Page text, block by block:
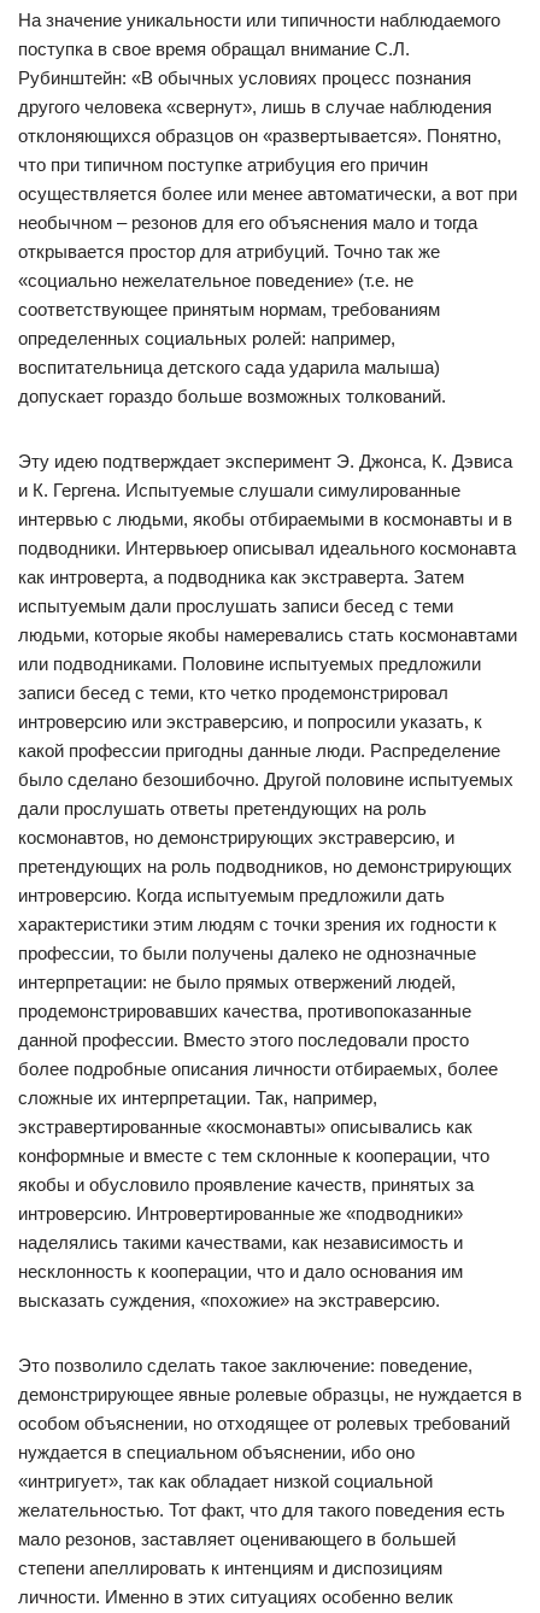
На значение уникальности или типичности наблюдаемого
поступка в свое время обращал внимание С.Л.
Рубинштейн: «В обычных условиях процесс познания
другого человека «свернут», лишь в случае наблюдения
отклоняющихся образцов он «развертывается». Понятно,
что при типичном поступке атрибуция его причин
осуществляется более или менее автоматически, а вот при
необычном – резонов для его объяснения мало и тогда
открывается простор для атрибуций. Точно так же
«социально нежелательное поведение» (т.е. не
соответствующее принятым нормам, требованиям
определенных социальных ролей: например,
воспитательница детского сада ударила малыша)
допускает гораздо больше возможных толкований.
Эту идею подтверждает эксперимент Э. Джонса, К. Дэвиса
и К. Гергена. Испытуемые слушали симулированные
интервью с людьми, якобы отбираемыми в космонавты и в
подводники. Интервьюер описывал идеального космонавта
как интроверта, а подводника как экстраверта. Затем
испытуемым дали прослушать записи бесед с теми
людьми, которые якобы намеревались стать космонавтами
или подводниками. Половине испытуемых предложили
записи бесед с теми, кто четко продемонстрировал
интроверсию или экстраверсию, и попросили указать, к
какой профессии пригодны данные люди. Распределение
было сделано безошибочно. Другой половине испытуемых
дали прослушать ответы претендующих на роль
космонавтов, но демонстрирующих экстраверсию, и
претендующих на роль подводников, но демонстрирующих
интроверсию. Когда испытуемым предложили дать
характеристики этим людям с точки зрения их годности к
профессии, то были получены далеко не однозначные
интерпретации: не было прямых отвержений людей,
продемонстрировавших качества, противопоказанные
данной профессии. Вместо этого последовали просто
более подробные описания личности отбираемых, более
сложные их интерпретации. Так, например,
экстравертированные «космонавты» описывались как
конформные и вместе с тем склонные к кооперации, что
якобы и обусловило проявление качеств, принятых за
интроверсию. Интровертированные же «подводники»
наделялись такими качествами, как независимость и
несклонность к кооперации, что и дало основания им
высказать суждения, «похожие» на экстраверсию.
Это позволило сделать такое заключение: поведение,
демонстрирующее явные ролевые образцы, не нуждается в
особом объяснении, но отходящее от ролевых требований
нуждается в специальном объяснении, ибо оно
«интригует», так как обладает низкой социальной
желательностью. Тот факт, что для такого поведения есть
мало резонов, заставляет оценивающего в большей
степени апеллировать к интенциям и диспозициям
личности. Именно в этих ситуациях особенно велик